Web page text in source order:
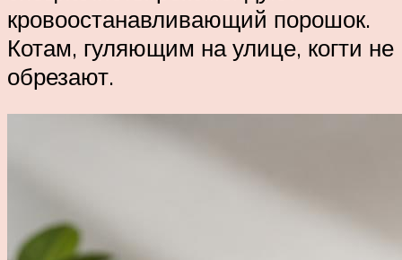
кровоостанавливающий порошок.
Котам, гуляющим на улице, когти не
обрезают.